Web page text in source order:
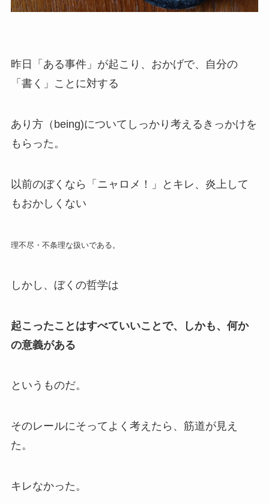
昨日「ある事件」が起こり、おかげで、自分の
「書く」ことに対する
あり方（being)についてしっかり考えるきっかけを
もらった。
以前のぼくなら「ニャロメ！」とキレ、炎上して
もおかしくない
理不尽・不条理な扱いである。
しかし、ぼくの哲学は
起こったことはすべていいことで、しかも、何か
の意義がある
というものだ。
そのレールにそってよく考えたら、筋道が見え
た。
キレなかった。